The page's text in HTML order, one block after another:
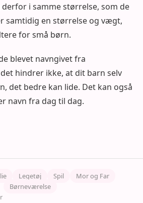
i samme størrelse, som de
samtidig en størrelse og vægt,
for små børn.
blevet navngivet fra
hindrer ikke, at dit barn selv
det bedre kan lide. Det kan også
navn fra dag til dag.
Legetøj Spil
Mor og Far
Børneværelse